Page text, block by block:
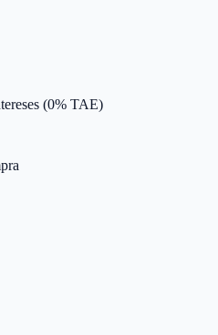
(0% TAE)